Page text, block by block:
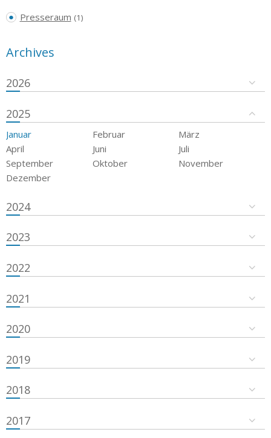
Presseraum (1)
Archives
2026
2025
Januar Februar
März
April
Juni
Juli
September
Oktober
November
Dezember
2024
2023
2022
2021
2020
2019
2018
2017